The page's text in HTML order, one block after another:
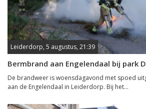
Leiderdorp, 5 augustus, 21:39
Bermbrand aan Engelendaal bij park
De brandweer is woensdagavond met spoed
aan de Engelendaal in Leiderdorp. Bij het...